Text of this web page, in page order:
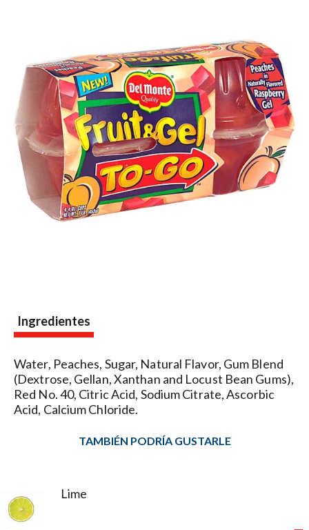
Ingredientes
Water, Peaches, Sugar, Natural Flavor, Gum Blend
(Dextrose, Gellan, Xanthan and Locust Bean Gums),
Red No. 40, Citric Acid, Sodium Citrate, Ascorbic
Acid, Calcium Chloride.
TAMBIÉN PODRÍA GUSTARLE
Lime